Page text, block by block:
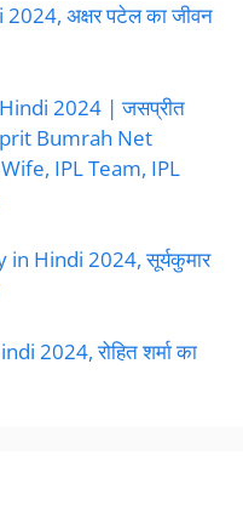
अक्षर पटेल का जीवन
2024 | जसप्रीत
Bumrah Net
IPL Team, IPL
Hindi 2024, सूर्यकुमार
2024, रोहित शर्मा का